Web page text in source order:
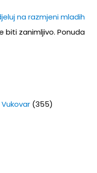
na razmjeni mladih
biti zanimljivo. Ponuda
(355)